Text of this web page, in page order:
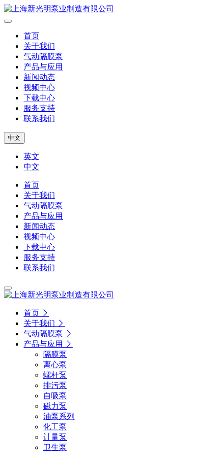
首页
关于我们
气动隔膜泵
产品与应用
新闻动态
视频中心
下载中心
服务支持
联系我们
中文
英文
中文
首页
关于我们
气动隔膜泵
产品与应用
新闻动态
视频中心
下载中心
服务支持
联系我们
首页
关于我们
气动隔膜泵
产品与应用
隔膜泵
离心泵
螺杆泵
排污泵
自吸泵
磁力泵
油泵系列
化工泵
计量泵
卫生泵